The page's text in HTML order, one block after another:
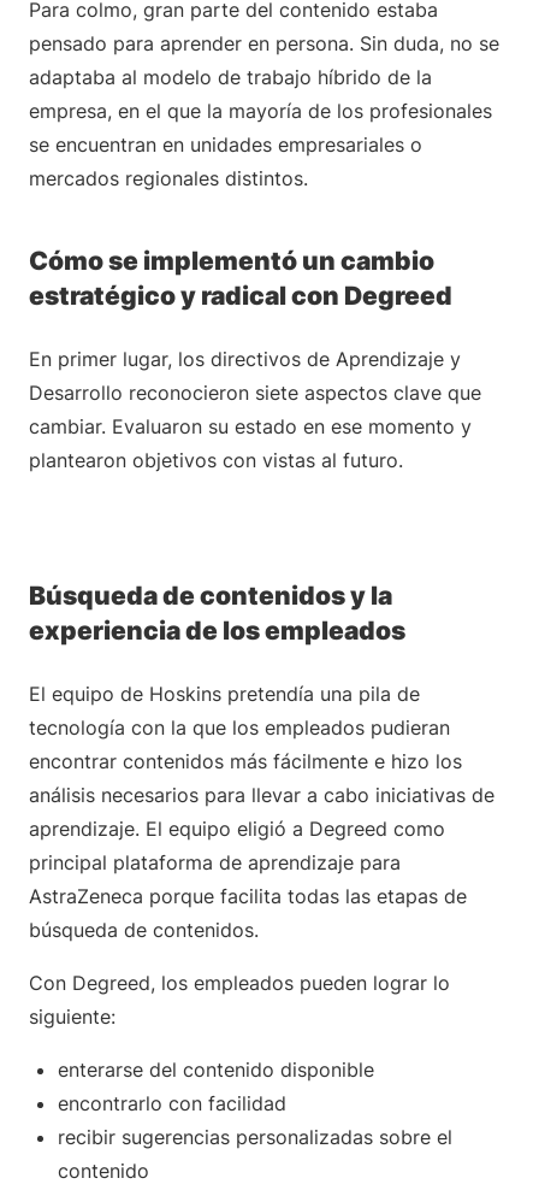
Para colmo, gran parte del contenido estaba
pensado para aprender en persona. Sin duda, no se
adaptaba al modelo de trabajo híbrido de la
empresa, en el que la mayoría de los profesionales
se encuentran en unidades empresariales o
mercados regionales distintos.
Cómo se implementó un cambio
estratégico y radical con Degreed
En primer lugar, los directivos de Aprendizaje y
Desarrollo reconocieron siete aspectos clave que
cambiar. Evaluaron su estado en ese momento y
plantearon objetivos con vistas al futuro.
Búsqueda de contenidos y la
experiencia de los empleados
El equipo de Hoskins pretendía una pila de
tecnología con la que los empleados pudieran
encontrar contenidos más fácilmente e hizo los
análisis necesarios para llevar a cabo iniciativas de
aprendizaje. El equipo eligió a Degreed como
principal plataforma de aprendizaje para
AstraZeneca porque facilita todas las etapas de
búsqueda de contenidos.
Con Degreed, los empleados pueden lograr lo
siguiente:
enterarse del contenido disponible
encontrarlo con facilidad
recibir sugerencias personalizadas sobre el
contenido